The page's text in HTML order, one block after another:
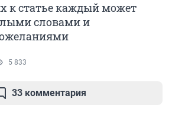
к статье каждый может
словами и
5 833
33 комментария